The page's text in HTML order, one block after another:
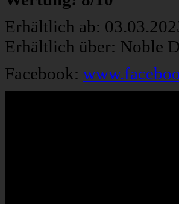
Erhältlich ab:
Erhältlich über: Noble
Facebook: